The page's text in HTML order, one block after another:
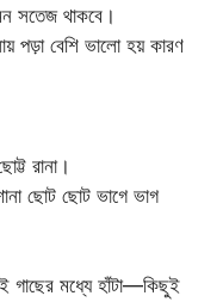
সতেজ থাকবে।
পড়া বেশি ভালো হয় কারণ
রানা।
ছোট ছোট ভাগে ভাগ
গাছের মধ্যে হাঁটা—কিছুই